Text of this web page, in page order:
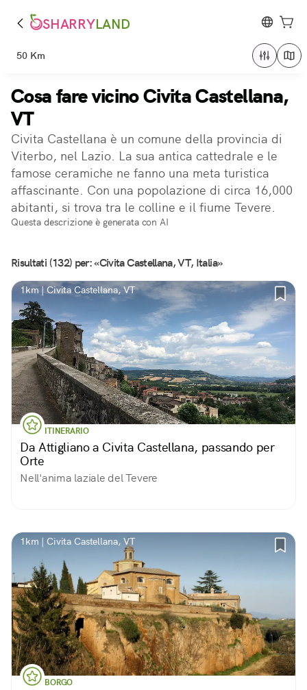
SHARRYLAND
50 Km
Cosa fare vicino Civita Castellana,
VT
Civita Castellana è un comune della provincia di
Viterbo, nel Lazio. La sua antica cattedrale e le
famose ceramiche ne fanno una meta turistica
affascinante. Con una popolazione di circa 16,000
abitanti, si trova tra le colline e il fiume Tevere.
Questa descrizione è generata con AI
Risultati (132) per: «Civita Castellana, VT, Italia»
1km | Civita Castellana, VT
ITINERARIO
Da Attigliano a Civita Castellana, passando per
Orte
Nell'anima laziale del Tevere
1km | Civita Castellana, VT
BORGO